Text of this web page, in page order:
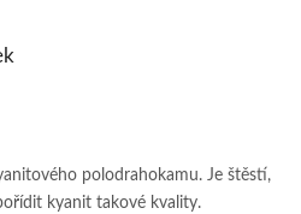
polodrahokamu. Je štěstí,
kyanit takové kvality.